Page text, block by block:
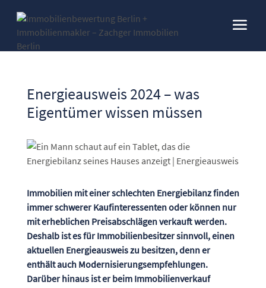
Energieausweis 2024 – was
Eigentümer wissen müssen
Immobilien mit einer schlechten Energiebilanz finden
immer schwerer Kaufinteressenten oder können nur
mit erheblichen Preisabschlägen verkauft werden.
Deshalb ist es für Immobilienbesitzer sinnvoll, einen
aktuellen Energieausweis zu besitzen, denn er
enthält auch Modernisierungsempfehlungen.
Darüber hinaus ist er beim Immobilienverkauf